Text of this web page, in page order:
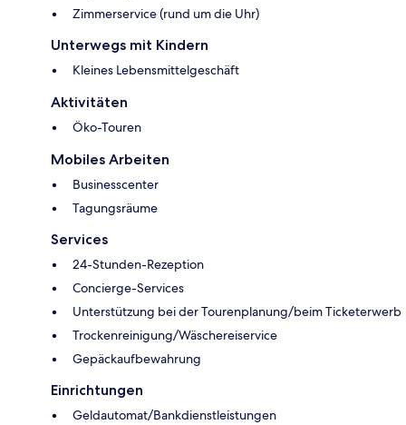
Zimmerservice (rund um die Uhr)
Unterwegs mit Kindern
Kleines Lebensmittelgeschäft
Aktivitäten
Öko-Touren
Mobiles Arbeiten
Businesscenter
Tagungsräume
Services
24-Stunden-Rezeption
Concierge-Services
Unterstützung bei der Tourenplanung/beim Ticketerwerb
Trockenreinigung/Wäschereiservice
Gepäckaufbewahrung
Einrichtungen
Geldautomat/Bankdienstleistungen